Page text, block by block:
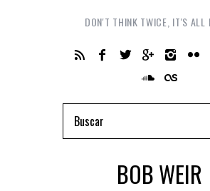
DON'T THINK TWICE, IT'S ALL
BOB WEIR